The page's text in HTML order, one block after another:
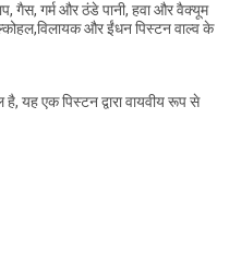
गैस, गर्म और ठंडे पानी, हवा और वैक्यूम
और ईंधन पिस्टन वाल्व के
यह एक पिस्टन द्वारा वायवीय रूप से